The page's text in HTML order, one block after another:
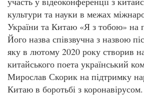
культури та науки в межах
України та Китаю «Я з тобою» на
Його назва співзвучна з назвою
яку в лютому 2020 року створив
китайського поета український
Мирослав Скорик на підтримку
Китаю в боротьбі з коронавірусом.